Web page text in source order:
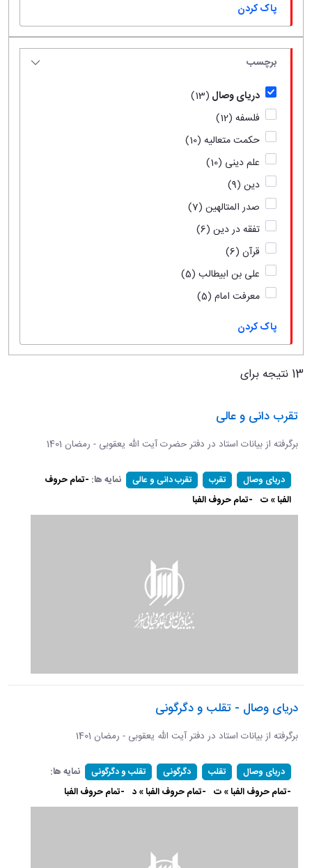
پاک کردن
برچسب
دریای وصال (13)
فلسفه (12)
حکمت متعالیه (10)
علم دینی (10)
دین (9)
صدر المتالهین (7)
تفقه در دین (6)
قرآن (6)
علی بن ابیطالب (5)
معرفت امام (5)
پاک کردن
13 نتیجه برای
تقرب دانی و عالی
برگرفته از بیانات استاد در دفتر حضرت آیت الله یعقوبی - رمضان 1401
دریای وصال تقرب تقرب دانی و عالی نمایه ها: -تمام حروف
الفبا » ت -تمام حروف الفبا
دریای وصال - تقلب و دگرگونی
برگرفته از بیانات استاد در دفتر آیت الله یعقوبی - رمضان 1401
دریای وصال تقلب دگرگونی تقلب و دگرگونی
نمایه ها:
-تمام حروف الفبا » ت -تمام حروف الفبا » د -تمام حروف الفبا